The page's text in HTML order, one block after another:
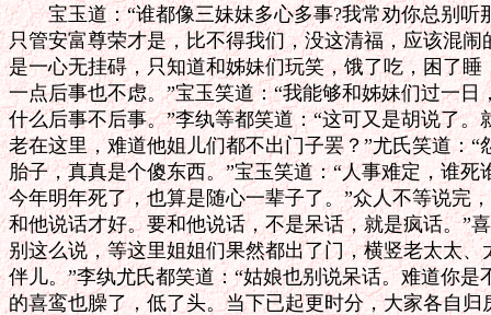
宝玉道：“谁都像三妹妹多心多事?我常劝你总别听
只管安富尊荣才是，比不得我们，没这清福，应该混闹
是一心无挂碍，只知道和姊妹们玩笑，饿了吃，困了
一点后事也不虑。”宝玉笑道：“我能够和姊妹们过一日
什么后事不后事。”李纨等都笑道：“这可又是胡说了。
老在这里，难道他姐儿们都不出门子罢？”尤氏笑道：“
胎子，真真是个傻东西。”宝玉笑道：“人事难定，谁死
今年明年死了，也算是随心一辈子了。”众人不等说完
和他说话才好。要和他说话，不是呆话，就是疯话。”
别这么说，等这里姐姐们果然都出了门，横竖老太太
伴儿。”李纨尤氏都笑道：“姑娘也别说呆话。难道你是
的喜鸾也臊了，低了头。当下已起更时分，大家各自归